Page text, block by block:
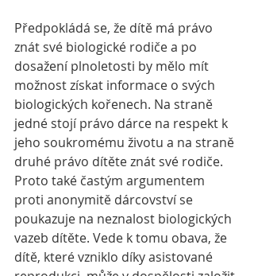
Předpokládá se, že dítě má právo
znát své biologické rodiče a po
dosažení plnoletosti by mělo mít
možnost získat informace o svých
biologických kořenech. Na straně
jedné stojí právo dárce na respekt k
jeho soukromému životu a na straně
druhé právo dítěte znát své rodiče.
Proto také častým argumentem
proti anonymitě dárcovství se
poukazuje na neznalost biologických
vazeb dítěte. Vede k tomu obava, že
dítě, které vzniklo díky asistované